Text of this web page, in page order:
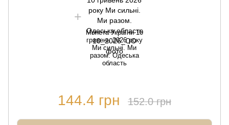
Монета України 10
гривень 2026 року
Ми сильні. Ми
разом. Одеська
область
144.4 грн 152.0 грн